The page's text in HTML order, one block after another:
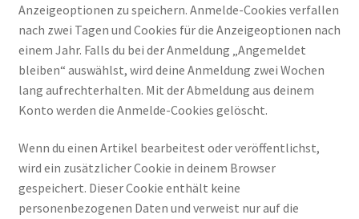
Anzeigeoptionen zu speichern. Anmelde-Cookies verfallen
nach zwei Tagen und Cookies für die Anzeigeoptionen nach
einem Jahr. Falls du bei der Anmeldung „Angemeldet
bleiben“ auswählst, wird deine Anmeldung zwei Wochen
lang aufrechterhalten. Mit der Abmeldung aus deinem
Konto werden die Anmelde-Cookies gelöscht.
Wenn du einen Artikel bearbeitest oder veröffentlichst,
wird ein zusätzlicher Cookie in deinem Browser
gespeichert. Dieser Cookie enthält keine
personenbezogenen Daten und verweist nur auf die